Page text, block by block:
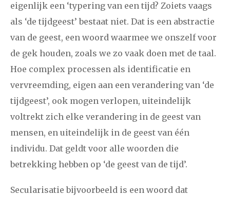
eigenlijk een ‘typering van een tijd? Zoiets vaags
als ‘de tijdgeest’ bestaat niet. Dat is een abstractie
van de geest, een woord waarmee we onszelf voor
de gek houden, zoals we zo vaak doen met de taal.
Hoe complex processen als identificatie en
vervreemding, eigen aan een verandering van ‘de
tijdgeest’, ook mogen verlopen, uiteindelijk
voltrekt zich elke verandering in de geest van
mensen, en uiteindelijk in de geest van één
individu. Dat geldt voor alle woorden die
betrekking hebben op ‘de geest van de tijd’.
Secularisatie bijvoorbeeld is een woord dat